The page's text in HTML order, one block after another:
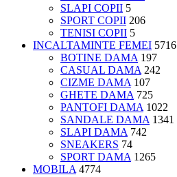
SLAPI COPII 5
SPORT COPII 206
TENISI COPII 5
INCALTAMINTE FEMEI 5716
BOTINE DAMA 197
CASUAL DAMA 242
CIZME DAMA 107
GHETE DAMA 725
PANTOFI DAMA 1022
SANDALE DAMA 1341
SLAPI DAMA 742
SNEAKERS 74
SPORT DAMA 1265
MOBILA 4774